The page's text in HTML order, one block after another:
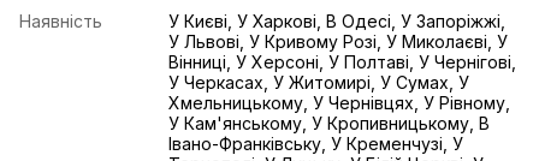
Наявність
У Києві, У Харкові, В Одесі, У Запоріжжі,
У Львові, У Кривому Розі, У Миколаєві, У
Вінниці, У Херсоні, У Полтаві, У Чернігові,
У Черкасах, У Житомирі, У Сумах, У
Хмельницькому, У Чернівцях, У Рівному,
У Кам'янському, У Кропивницькому, В
Івано-Франківську, У Кременчузі, У